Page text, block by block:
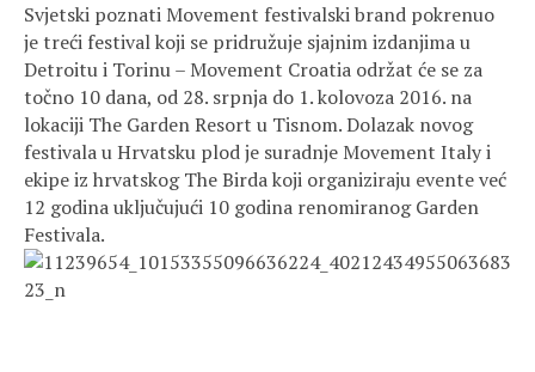
Svjetski poznati Movement festivalski brand pokrenuo
je treći festival koji se pridružuje sjajnim izdanjima u
Detroitu i Torinu – Movement Croatia održat će se za
točno 10 dana, od 28. srpnja do 1. kolovoza 2016. na
lokaciji The Garden Resort u Tisnom.Dolazak novog
festivala u Hrvatsku plod je suradnje Movement Italy i
ekipe iz hrvatskog The Birda koji organiziraju evente već
12 godina uključujući 10 godina renomiranog Garden
Festivala.